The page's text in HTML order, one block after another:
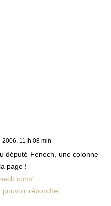
11 h 08 min
député Fenech, une colonne
page !
répondre